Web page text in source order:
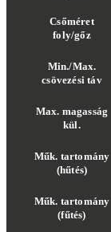
Csőméret
foly/gőz
Min./Max.
csövezési táv
Max. magasság
kül.
Műk. tartomány
(hűtés)
Műk. tartomány
(fűtés)